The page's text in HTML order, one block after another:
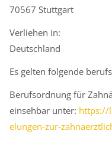
70567 Stuttgart
Verliehen in:
Deutschland
Es gelten folgende
Berufsordnung für
einsehbar unter: https://
elungen-zur-